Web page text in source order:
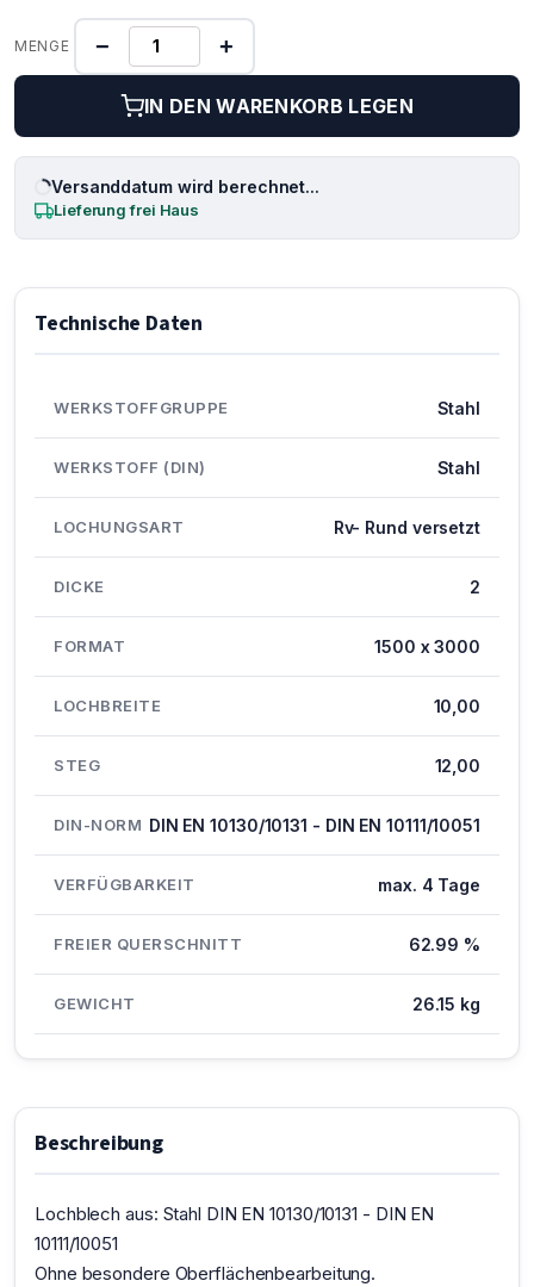
MENGE − +
IN DEN WARENKORB LEGEN
Versanddatum wird berechnet...
Lieferung frei Haus
Technische Daten
WERKSTOFFGRUPPE Stahl
WERKSTOFF (DIN) Stahl
LOCHUNGSART Rv- Rund versetzt
DICKE 2
FORMAT 1500 x 3000
LOCHBREITE 10,00
STEG 12,00
DIN-NORM DIN EN 10130/10131 - DIN EN 10111/10051
VERFÜGBARKEIT max. 4 Tage
FREIER QUERSCHNITT 62.99 %
GEWICHT 26.15 kg
Beschreibung
Lochblech aus: Stahl DIN EN 10130/10131 - DIN EN
10111/10051
Ohne besondere Oberflächenbearbeitung.